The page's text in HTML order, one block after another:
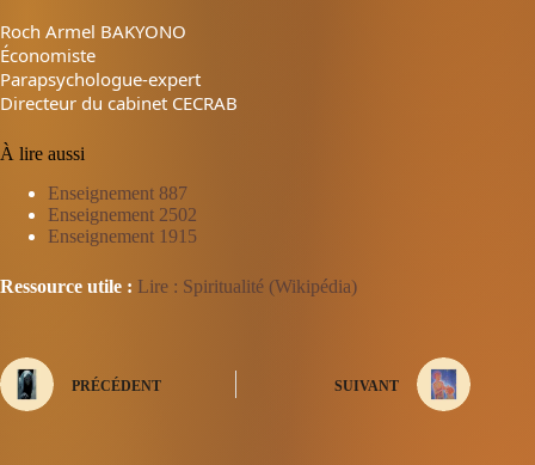
Roch Armel BAKYONO
Économiste
Parapsychologue-expert
Directeur du cabinet CECRAB
À lire aussi
Enseignement 887
Enseignement 2502
Enseignement 1915
Ressource utile : Lire : Spiritualité (Wikipédia)
PRÉCÉDENT SUIVANT